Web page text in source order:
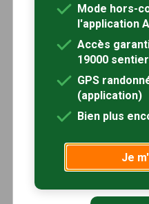
Mode hors-
l'application
Accès
19000
GPS
(application)
Bien plus
Je